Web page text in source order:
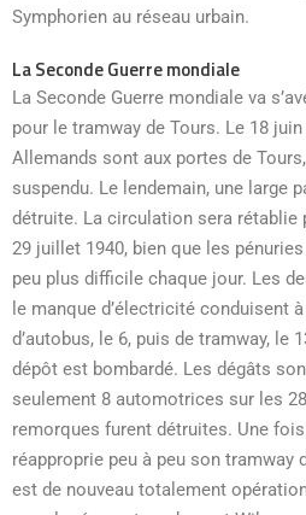
Symphorien au réseau urbain.
La Seconde Guerre mondiale
La Seconde Guerre mondiale va
pour le tramway de Tours. Le 18
Allemands sont aux portes de
suspendu. Le lendemain, une large
détruite. La circulation sera rétablie
29 juillet 1940, bien que les
peu plus difficile chaque jour. Les
le manque d’électricité conduisent
d’autobus, le 6, puis de tramway, le
dépôt est bombardé. Les dégâts
seulement 8 automotrices sur les
remorques furent détruites. Une
réapproprie peu à peu son tramway
est de nouveau totalement